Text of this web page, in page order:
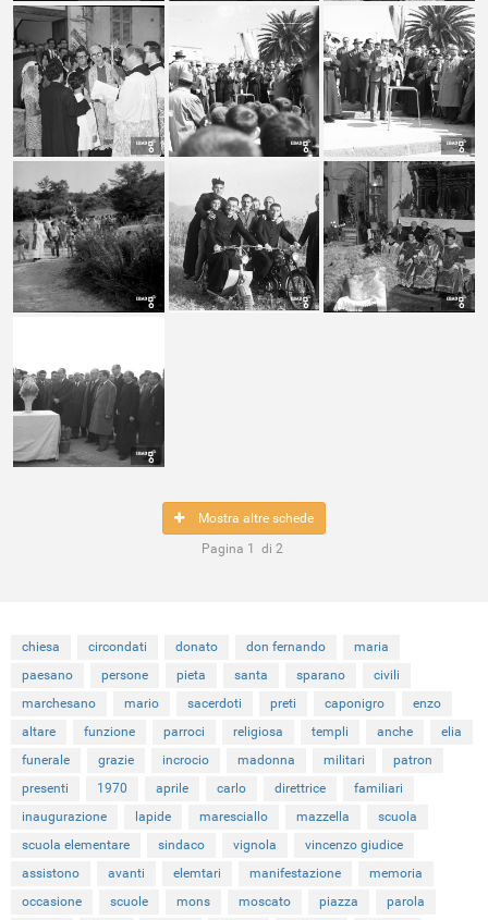
Mostra altre schede
Pagina 1 di 2
chiesa circondati donato don fernando
maria
paesano
persone pieta santa sparano
civili
marchesano
mario sacerdoti preti caponigro
enzo
altare
funzione parroci religiosa templi anche
elia
funerale
grazie incrocio madonna militari
patron
presenti
1970 aprile carlo direttrice
familiari
inaugurazione
lapide maresciallo mazzella
scuola
scuola elementare
sindaco vignola
vincenzo giudice
assistono
avanti elemtari manifestazione
memoria
occasione
scuole mons moscato piazza parola